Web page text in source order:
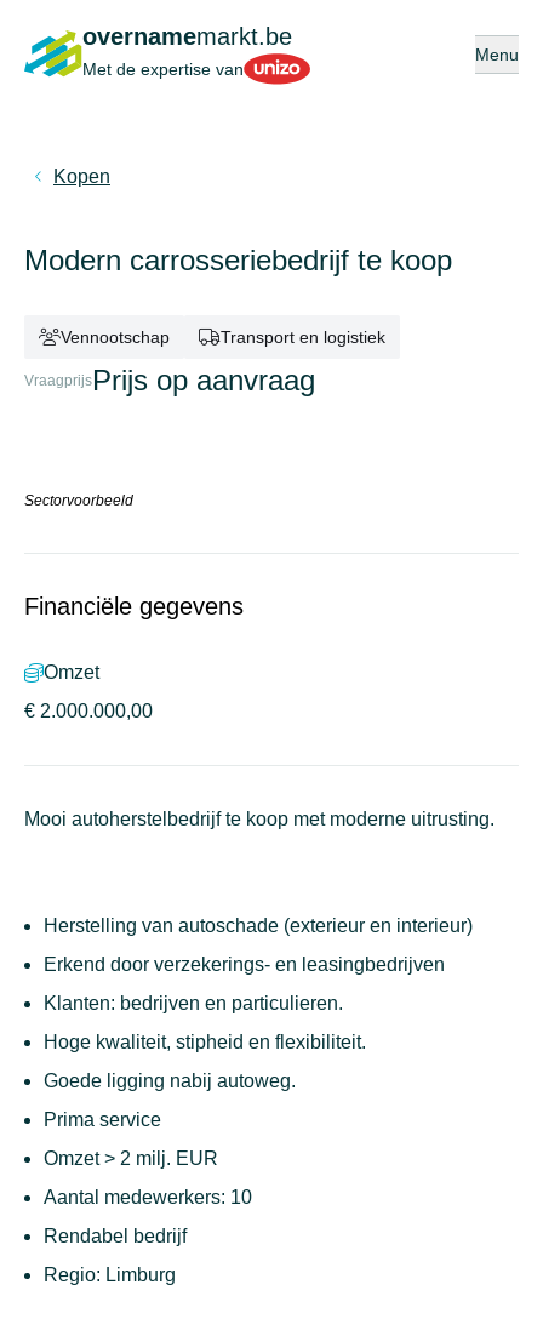
overnamemarkt.be
Met de expertise vanUnizo
Open of
Menu
Kopen
Modern carrosseriebedrijf te koop
Vennootschap Transport en logistiek
VraagprijsPrijs op aanvraag
Sectorvoorbeeld
Financiële gegevens
Omzet
€ 2.000.000,00
Mooi autoherstelbedrijf te koop met moderne uitrusting.
Herstelling van autoschade (exterieur en interieur)
Erkend door verzekerings- en leasingbedrijven
Klanten: bedrijven en particulieren.
Hoge kwaliteit, stipheid en flexibiliteit.
Goede ligging nabij autoweg.
Prima service
Omzet > 2 milj. EUR
Aantal medewerkers: 10
Rendabel bedrijf
Regio: Limburg